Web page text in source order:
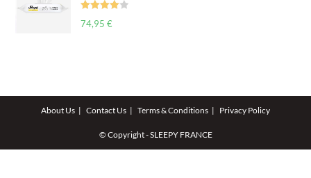
Rated
74,95€
About Us Contact Us Terms & Conditions Privacy Policy
© Copyright - SLEEPY FRANCE